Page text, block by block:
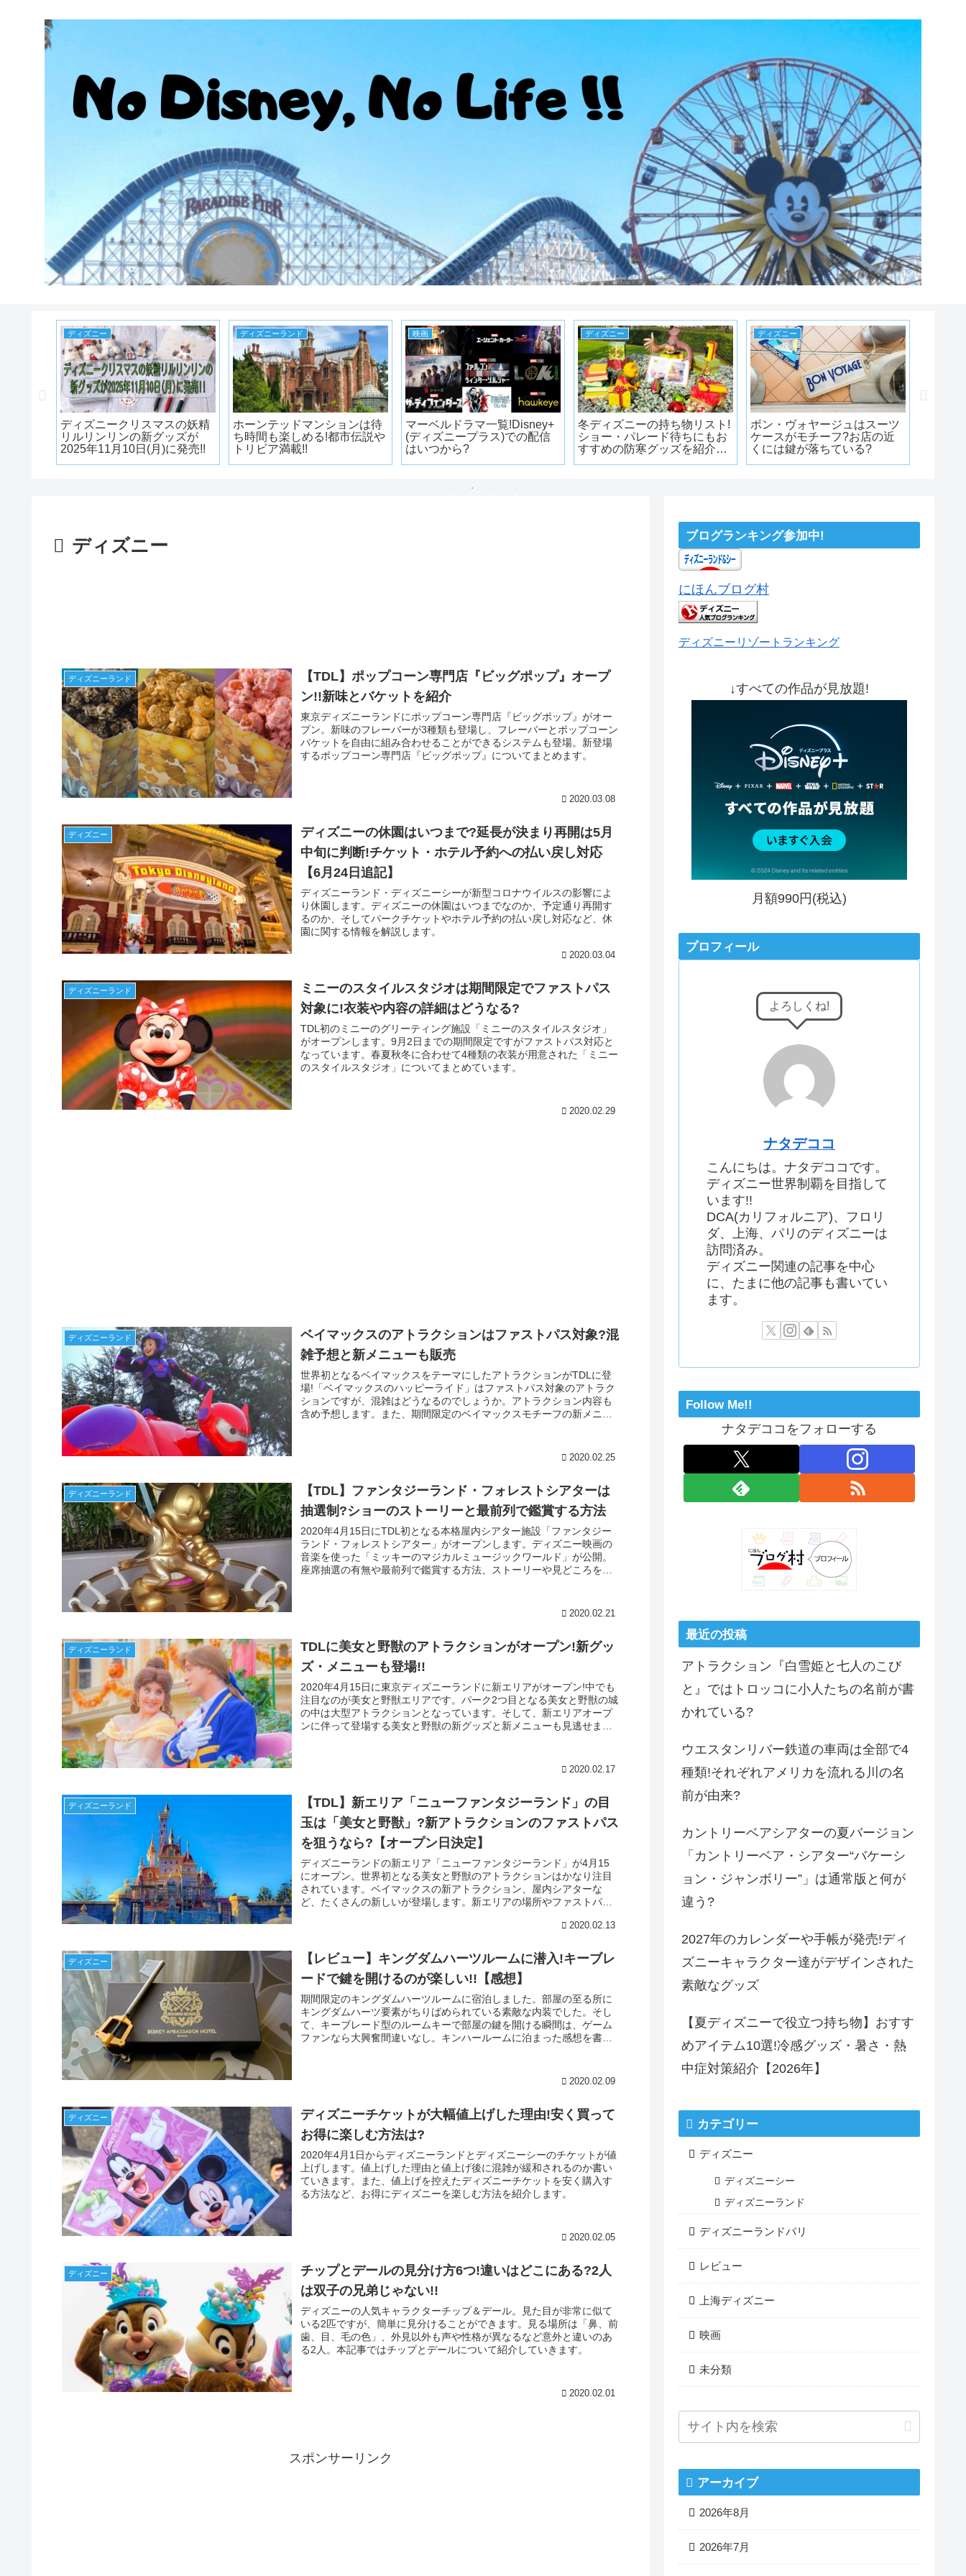
ディズニー
ディズニークリスマスの妖精
リルリンリンの新グッズが
2025年11月10日(月)に発売!!
ディズニーランド
ホーンテッドマンションは待
ち時間も楽しめる!都市伝説や
トリビア満載!!
映画
マーベルドラマ一覧!Disney+
(ディズニープラス)での配信
はいつから?
ディズニー
冬ディズニーの持ち物リスト!
ショー・パレード待ちにもお
すすめの防寒グッズを紹介し
ディズニー
ボン・ヴォヤージュはスーツ
ケースがモチーフ?お店の近
くには鍵が落ちている?
ディズニー
ディズニーランド
【TDL】ポップコーン専門店『ビッグポップ』オープ
ン!!新味とバケットを紹介
東京ディズニーランドにポップコーン専門店『ビッグポップ』がオー
プン。新味のフレーバーが3種類も登場し、フレーバーとポップコーン
バケットを自由に組み合わせることができるシステムも登場。新登場
するポップコーン専門店『ビッグポップ』についてまとめます。
2020.03.08
ディズニー
ディズニーの休園はいつまで?延長が決まり再開は5月
中旬に判断!チケット・ホテル予約への払い戻し対応
【6月24日追記】
ディズニーランド・ディズニーシーが新型コロナウイルスの影響によ
り休園します。ディズニーの休園はいつまでなのか、予定通り再開す
るのか、そしてパークチケットやホテル予約の払い戻し対応など、休
園に関する情報を解説します。
2020.03.04
ディズニーランド
ミニーのスタイルスタジオは期間限定でファストパス
対象に!衣装や内容の詳細はどうなる?
TDL初のミニーのグリーティング施設「ミニーのスタイルスタジオ」
がオープンします。9月2日までの期間限定ですがファストパス対応と
なっています。春夏秋冬に合わせて4種類の衣装が用意された「ミニー
のスタイルスタジオ」についてまとめています。
2020.02.29
ディズニーランド
ベイマックスのアトラクションはファストパス対象?混
雑予想と新メニューも販売
世界初となるベイマックスをテーマにしたアトラクションがTDLに登
場!「ベイマックスのハッピーライド」はファストパス対象のアトラク
ションですが、混雑はどうなるのでしょうか。アトラクション内容も
含め予想します。また、期間限定のベイマックスモチーフの新メニュ
2020.02.25
ディズニーランド
【TDL】ファンタジーランド・フォレストシアターは
抽選制?ショーのストーリーと最前列で鑑賞する方法
2020年4月15日にTDL初となる本格屋内シアター施設「ファンタジー
ランド・フォレストシアター」がオープンします。ディズニー映画の
音楽を使った「ミッキーのマジカルミュージックワールド」が公開。
座席抽選の有無や最前列で鑑賞する方法、ストーリーや見どころを紹
2020.02.21
ディズニーランド
TDLに美女と野獣のアトラクションがオープン!新グッ
ズ・メニューも登場!!
2020年4月15日に東京ディズニーランドに新エリアがオープン!中でも
注目なのが美女と野獣エリアです。パーク2つ目となる美女と野獣の城
の中は大型アトラクションとなっています。そして、新エリアオープ
ンに伴って登場する美女と野獣の新グッズと新メニューも見逃せませ
2020.02.17
ディズニーランド
【TDL】新エリア「ニューファンタジーランド」の目
玉は「美女と野獣」?新アトラクションのファストパス
を狙うなら?【オープン日決定】
ディズニーランドの新エリア「ニューファンタジーランド」が4月15
にオープン。世界初となる美女と野獣のアトラクションはかなり注目
されています。ベイマックスの新アトラクション、屋内シアターな
ど、たくさんの新しいが登場します。新エリアの場所やファストパス
2020.02.13
ディズニー
【レビュー】キングダムハーツルームに潜入!キーブレ
ードで鍵を開けるのが楽しい!!【感想】
期間限定のキングダムハーツルームに宿泊しました。部屋の至る所に
キングダムハーツ要素がちりばめられている素敵な内装でした。そし
て、キーブレード型のルームキーで部屋の鍵を開ける瞬間は、ゲーム
ファンなら大興奮間違いなし。キンハールームに泊まった感想を書い
2020.02.09
ディズニー
ディズニーチケットが大幅値上げした理由!安く買って
お得に楽しむ方法は?
2020年4月1日からディズニーランドとディズニーシーのチケットが値
上げします。値上げした理由と値上げ後に混雑が緩和されるのか書い
ていきます。また、値上げを控えたディズニーチケットを安く購入す
る方法など、お得にディズニーを楽しむ方法を紹介します。
2020.02.05
ディズニー
チップとデールの見分け方6つ!違いはどこにある?2人
は双子の兄弟じゃない!!
ディズニーの人気キャラクターチップ＆デール。見た目が非常に似て
いる2匹ですが、簡単に見分けることができます。見る場所は「鼻、前
歯、目、毛の色」、外見以外も声や性格が異なるなど意外と違いのあ
る2人。本記事ではチップとデールについて紹介していきます。
2020.02.01
スポンサーリンク
ブログランキング参加中!
にほんブログ村
ディズニーリゾートランキング
↓すべての作品が見放題!
月額990円(税込)
プロフィール
よろしくね!
ナタデココ
こんにちは。ナタデココです。
ディズニー世界制覇を目指して
います!!
DCA(カリフォルニア)、フロリ
ダ、上海、パリのディズニーは
訪問済み。
ディズニー関連の記事を中心
に、たまに他の記事も書いてい
ます。
Follow Me!!
ナタデココをフォローする
最近の投稿
アトラクション『白雪姫と七人のこび
と』ではトロッコに小人たちの名前が書
かれている?
ウエスタンリバー鉄道の車両は全部で4
種類!それぞれアメリカを流れる川の名
前が由来?
カントリーベアシアターの夏バージョン
「カントリーベア・シアター“バケーシ
ョン・ジャンボリー”」は通常版と何が
違う?
2027年のカレンダーや手帳が発売!ディ
ズニーキャラクター達がデザインされた
素敵なグッズ
【夏ディズニーで役立つ持ち物】おすす
めアイテム10選!冷感グッズ・暑さ・熱
中症対策紹介【2026年】
カテゴリー
ディズニー
ディズニーシー
ディズニーランド
ディズニーランドパリ
レビュー
上海ディズニー
映画
未分類
アーカイブ
2026年8月
2026年7月